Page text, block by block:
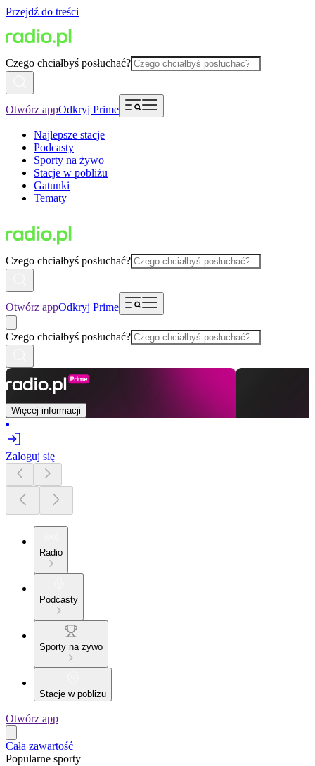
Przejdź do treści
Czego chciałbyś posłuchać?
Otwórz appOdkryj Prime
Najlepsze stacje
Podcasty
Sporty na żywo
Stacje w pobliżu
Gatunki
Tematy
Czego chciałbyś posłuchać?
Otwórz appOdkryj Prime
Czego chciałbyś posłuchać?
Więcej informacji
Zaloguj się
Radio
Podcasty
Sporty na żywo
Stacje w pobliżu
Otwórz app
Cała zawartość
Popularne sporty